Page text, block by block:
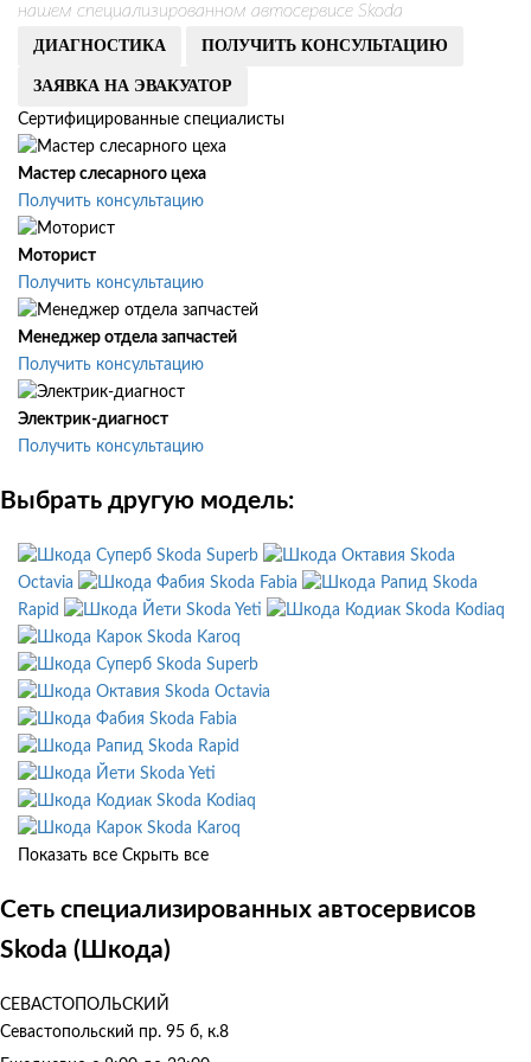
нашем специализированном автосервисе Skoda
ДИАГНОСТИКА ПОЛУЧИТЬ КОНСУЛЬТАЦИЮ
ЗАЯВКА НА ЭВАКУАТОР
Сертифицированные специалисты
Мастер слесарного цеха
Получить консультацию
Моторист
Получить консультацию
Менеджер отдела запчастей
Получить консультацию
Электрик-диагност
Получить консультацию
Выбрать другую модель:
Skoda Superb
Skoda
Octavia
Skoda Fabia
Skoda
Rapid
Skoda Yeti
Skoda Kodiaq
Skoda Karoq
Skoda Superb
Skoda Octavia
Skoda Fabia
Skoda Rapid
Skoda Yeti
Skoda Kodiaq
Skoda Karoq
Показать все Скрыть все
Сеть специализированных автосервисов
Skoda (Шкода)
СЕВАСТОПОЛЬСКИЙ
Севастопольский пр. 95 б, к.8